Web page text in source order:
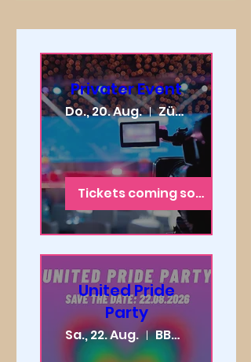
Privater Event
Do., 20. Aug. Zürich
Tickets coming soon
United Pride
Party
Sa., 22. Aug. BBC butterbarcafe Gossau